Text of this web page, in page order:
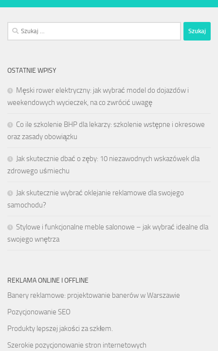
Szukaj:
OSTATNIE WPISY
Męski rower elektryczny: jak wybrać model do dojazdów i
weekendowych wycieczek, na co zwrócić uwagę
Co ile szkolenie BHP dla lekarzy: szkolenie wstępne i okresowe
oraz zasady obowiązku
Jak skutecznie dbać o zęby: 10 niezawodnych wskazówek dla
zdrowego uśmiechu
Jak skutecznie wybrać oklejanie reklamowe dla swojego
samochodu?
Stylowe i funkcjonalne meble salonowe – jak wybrać idealne dla
swojego wnętrza
REKLAMA ONLINE I OFFLINE
Banery reklamowe: projektowanie banerów w Warszawie
Pozycjonowanie SEO
Produkty lepszej jakości za szkłem.
Szerokie pozycjonowanie stron internetowych